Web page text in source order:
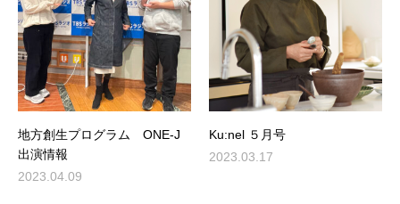
地方創生プログラム ONE-J
出演情報
2023.04.09
Ku:nel ５月号
2023.03.17